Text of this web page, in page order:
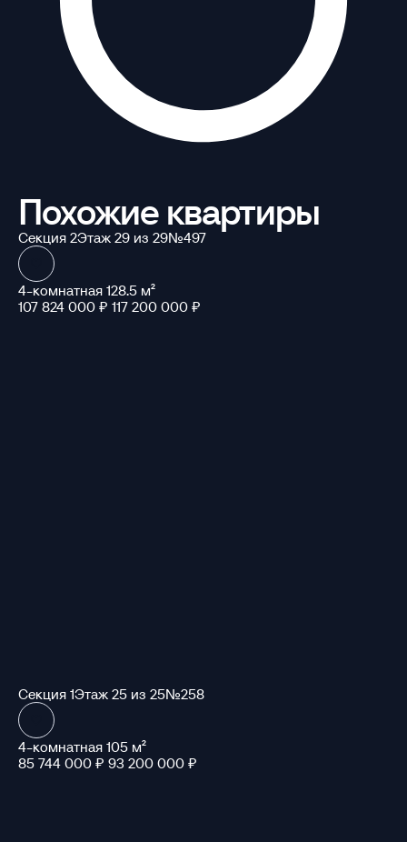
Похожие квартиры
Секция 2Этаж 29 из 29№497
4-комнатная 128.5 м²
107 824 000 ₽ 117 200 000 ₽
Секция 1Этаж 25 из 25№258
4-комнатная 105 м²
85 744 000 ₽ 93 200 000 ₽